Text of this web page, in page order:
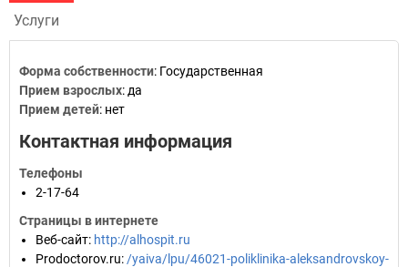
Услуги
Форма собственности: Государственная
Прием взрослых: да
Прием детей: нет
Контактная информация
Телефоны
2-17-64
Страницы в интернете
Веб-сайт: http://alhospit.ru
Prodoctorov.ru: /yaiva/lpu/46021-poliklinika-aleksandrovskoy-